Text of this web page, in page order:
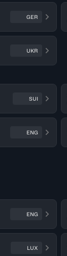
GER
UKR
SUI
ENG
ENG
LUX